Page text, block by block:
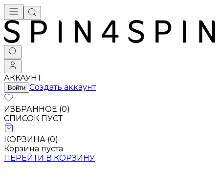
АККАУНТ
Войти Создать аккаунт
ИЗБРАННОЕ (0)
СПИСОК ПУСТ
КОРЗИНА (0)
Корзина пуста
ПЕРЕЙТИ В КОРЗИНУ